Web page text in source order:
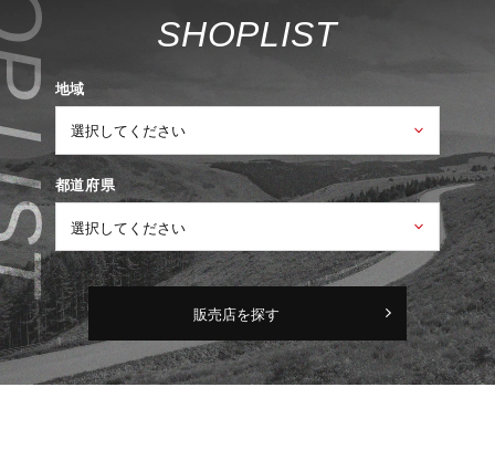
SHOPLIST
地域
都道府県
販売店を探す